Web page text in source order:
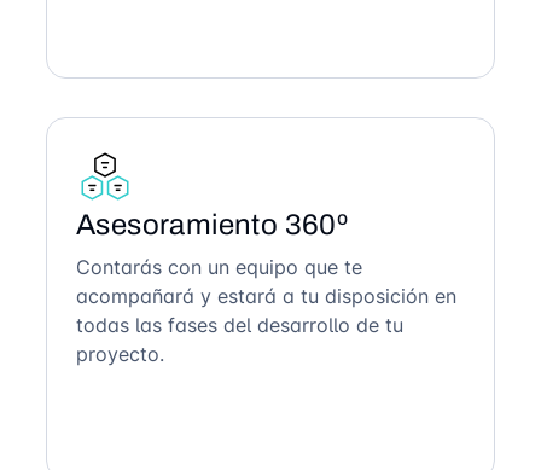
Asesoramiento 360º
Contarás con un equipo que te
acompañará y estará a tu disposición en
todas las fases del desarrollo de tu
proyecto.